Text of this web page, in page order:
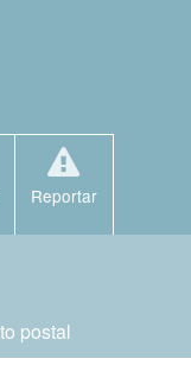
Reportar
postal